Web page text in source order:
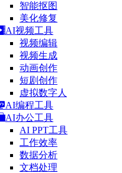
智能抠图
美化修复
AI视频工具
视频编辑
视频生成
动画创作
短剧创作
虚拟数字人
AI编程工具
AI办公工具
AI PPT工具
工作效率
数据分析
文档处理